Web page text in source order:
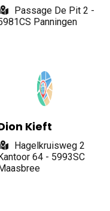
Passage De Pit 2 -
Panningen
Kieft
Hagelkruisweg 2
64 - 5993SC